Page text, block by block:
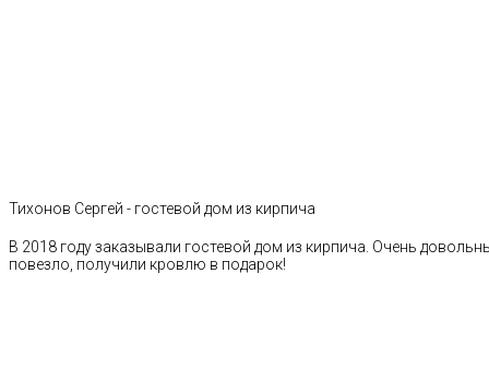
Тихонов Сергей - гостевой дом из кирпича
В 2018 году заказывали гостевой дом из кирпича. Очень
повезло, получили кровлю в подарок!